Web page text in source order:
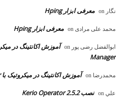
نگار معرفی ابزار Hping
محمد علی مرادی معرفی ابزار Hping
ابوالفضل رضی پور
Manager
محمدرضا آموزش اکانتینگ در میکروتیک با User Manager
علي نصب Kerio Operator 2.5.2